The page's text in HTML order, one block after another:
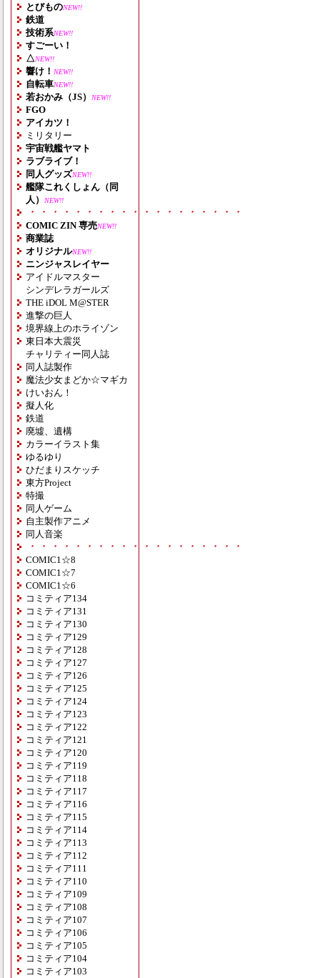
とびものNEW!!
鉄道
技術系NEW!!
すごーい！
△NEW!!
響け！ NEW!!
自転車NEW!!
若おかみ（JS） NEW!!
FGO
アイカツ！
ミリタリー
宇宙戦艦ヤマト
ラブライブ！
同人グッズNEW!!
艦隊これくしょん（同
人）
NEW!!
・・・・・・・・・・・・・・・・・・・
COMIC ZIN 専売NEW!!
商業誌
オリジナルNEW!!
ニンジャスレイヤー
アイドルマスター
シンデレラガールズ
THE iDOL M@STER
進撃の巨人
境界線上のホライゾン
東日本大震災
チャリティー同人誌
同人誌製作
魔法少女まどか☆マギカ
けいおん！
擬人化
鉄道
廃墟、遺構
カラーイラスト集
ゆるゆり
ひだまりスケッチ
東方Project
特撮
同人ゲーム
自主製作アニメ
同人音楽
・・・・・・・・・・・・・・・・・・・
COMIC1☆8
COMIC1☆7
COMIC1☆6
コミティア134
コミティア131
コミティア130
コミティア129
コミティア128
コミティア127
コミティア126
コミティア125
コミティア124
コミティア123
コミティア122
コミティア121
コミティア120
コミティア119
コミティア118
コミティア117
コミティア116
コミティア115
コミティア114
コミティア113
コミティア112
コミティア111
コミティア110
コミティア109
コミティア108
コミティア107
コミティア106
コミティア105
コミティア104
コミティア103